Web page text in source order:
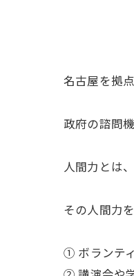
名古屋を拠
政府の諮問
人間力とは
その人間力
① ボランテ